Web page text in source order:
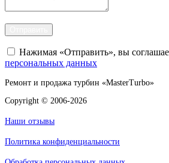
Нажимая «Отправить», вы
персональных данных
Ремонт и продажа турбин «MasterTurbo»
Copyright © 2006-2026
Наши отзывы
Политика конфиденциальности